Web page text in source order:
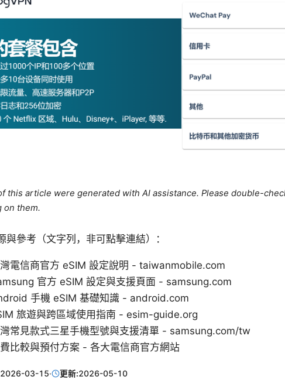
this article were generated with AI assistance. Please double-
on them.
與參考（文字列，非可點擊連結）：
電信商官方 eSIM 設定說明 - taiwanmobile.com
官方 eSIM 設定與支援頁面 - samsung.com
手機 eSIM 基礎知識 - android.com
旅遊與跨區域使用指南 - esim-guide.org
常見款式三星手機型號與支援清單 - samsung.com/tw
比較與預付方案 - 各大電信商官方網站
2026-03-15· 更新:2026-05-10